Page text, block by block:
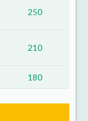
250
210
180